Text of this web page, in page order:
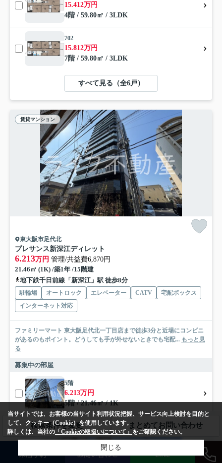
15.412万円
4階 / 59.80㎡ / 3LDK
702
15.812万円
7階 / 59.80㎡ / 3LDK
すべて見る（全6戸）
賃貸マンション
東大阪市足代北
プレサンス新深江ディレット
6.213万円 管理/共益費6,870円
21.46㎡ (1K) /築1年 /15階建
地下鉄千日前線「新深江」駅 徒歩8分
駐輪場 オートロック エレベーター CATV
宅配ボックス
インターネット対応
ファミリーマート 東大阪足代北一丁目店まで徒歩3分と近場にコンビニ
があるのもポイント。どうしても手が外せないときでも宅配... もっと見
る
募集中の部屋
5階
6.213万円
5階 / 21.46㎡ / 1K
賃貸マンション
検索条件を変更 まとめてお問い合わせ
来店予約 お問い合わせ LINE
当サイトでは、お客様の当サイト利用状況把握、サービス向上検討を目的と
して、クッキー（Cookie）を使用しています。
詳しくは、当社の 「Cookieの取扱いについて」 をご確認ください。
閉じる